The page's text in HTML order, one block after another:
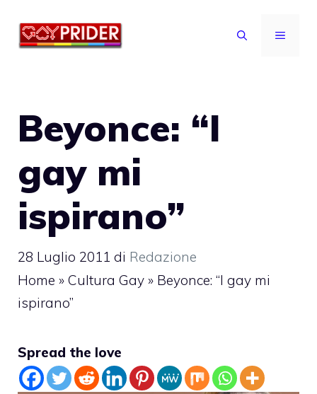
MENU
Beyonce: “I
gay mi
ispirano”
28 Luglio 2011 di Redazione
Home » Cultura Gay » Beyonce: “I gay mi
ispirano”
Spread the love